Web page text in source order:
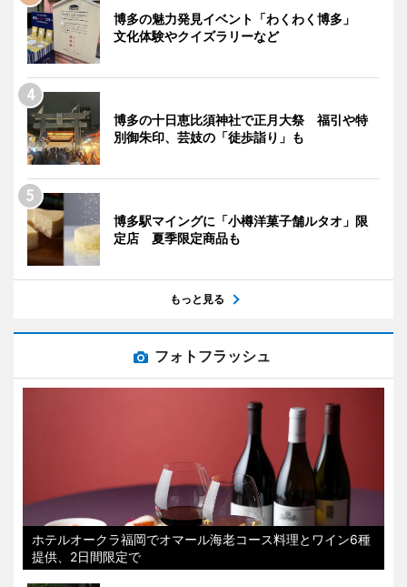
博多の魅力発見イベント「わくわく博多」
文化体験やクイズラリーなど
博多の十日恵比須神社で正月大祭 福引や特
別御朱印、芸妓の「徒歩詣り」も
博多駅マイングに「小樽洋菓子舗ルタオ」限
定店 夏季限定商品も
もっと見る
フォトフラッシュ
ホテルオークラ福岡でオマール海老コース料理とワイン6種
提供、2日間限定で